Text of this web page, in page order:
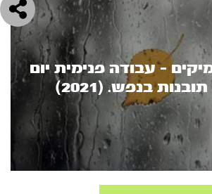
- עבודה פנימית יום
בנפש. (2021)